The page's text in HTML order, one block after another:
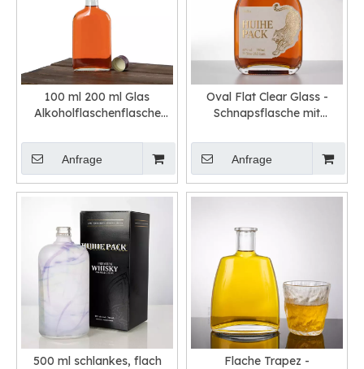
100 ml 200 ml Glas
Alkoholflaschenflasche
Anfrage
Oval Flat Clear Glass -
Schnapsflasche mit
Anfrage
500 ml schlankes, flach
Flache Trapez -